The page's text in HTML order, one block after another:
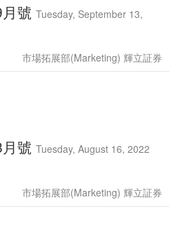
號 Tuesday, September 13,
市場拓展部(Marketing) 輝立証券
號 Tuesday, August 16, 2022
市場拓展部(Marketing) 輝立証券